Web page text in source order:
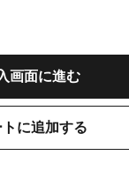
画面に進む
トに追加する